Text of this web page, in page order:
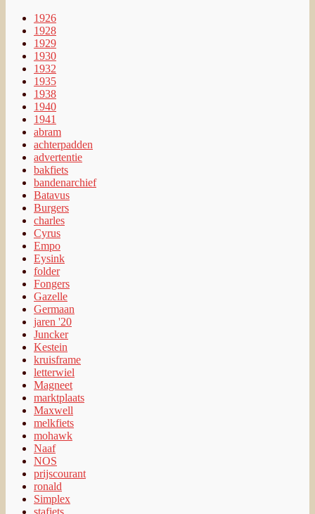
1926
1928
1929
1930
1932
1935
1938
1940
1941
abram
achterpadden
advertentie
bakfiets
bandenarchief
Batavus
Burgers
charles
Cyrus
Empo
Eysink
folder
Fongers
Gazelle
Germaan
jaren '20
Juncker
Kestein
kruisframe
letterwiel
Magneet
marktplaats
Maxwell
melkfiets
mohawk
Naaf
NOS
prijscourant
ronald
Simplex
stafiets